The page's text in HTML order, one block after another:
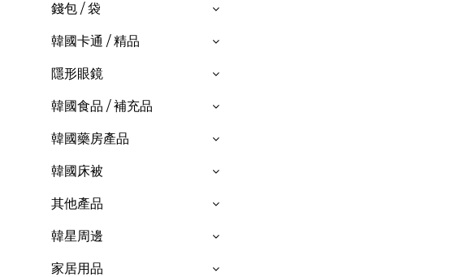
錢包 / 袋
韓國卡通 / 精品
隱形眼鏡
韓國食品 / 補充品
韓國藥房產品
韓國床被
其他產品
韓星周邊
家居用品